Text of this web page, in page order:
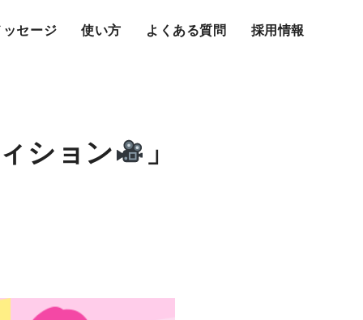
ッセージ 使い方 よくある質問 採用情報
ション 」